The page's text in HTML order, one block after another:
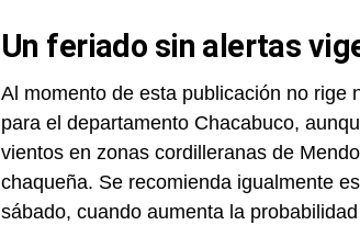
Un feriado sin alertas
Al momento de esta publicación no rige
para el departamento Chacabuco,
vientos en zonas cordilleranas de
chaqueña. Se recomienda igualmente
sábado, cuando aumenta la